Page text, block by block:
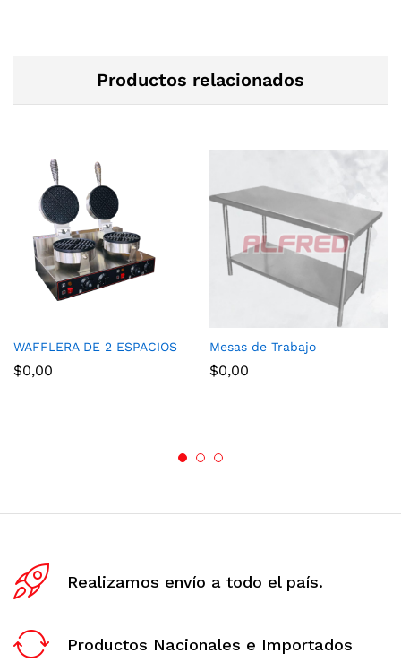
Productos relacionados
WAFFLERA DE 2 ESPACIOS
$0,00
Mesas de Trabajo
$0,00
Realizamos envío a todo el país.
Productos Nacionales e Importados